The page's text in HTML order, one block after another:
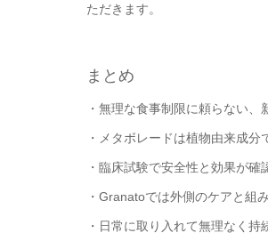
ただきます。
まとめ
・無理な食事制限に頼らない
・メタボレードは植物由来成
・臨床試験で安全性と効果が確
・Granatoでは外側のケアと組
・日常に取り入れて無理なく持